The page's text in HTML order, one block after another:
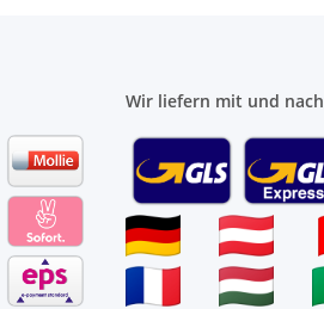
Wir liefern mit und nach